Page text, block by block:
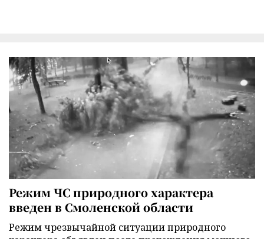
Режим ЧС природного характера
введен в Смоленской области
Режим чрезвычайной ситуации природного